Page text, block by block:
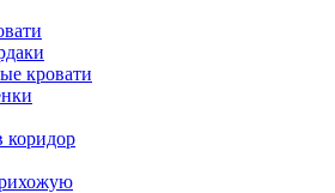
кровати
коридор